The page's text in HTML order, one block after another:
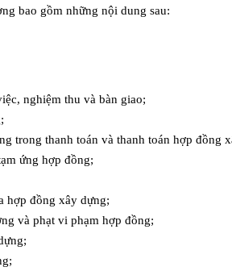
bao gồm những nội dung sau:
nghiệm thu và bàn giao;
trong thanh toán và thanh toán hợp đồng
ứng hợp đồng;
hợp đồng xây dựng;
và phạt vi phạm hợp đồng;